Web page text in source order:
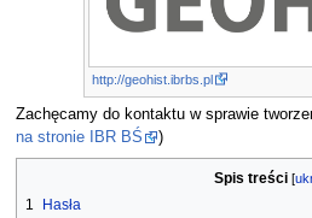
http://geohist.ibrbs.pl
Zachęcamy do kontaktu w sprawie
na stronie IBR BŚ
)
Spis treści
1
Hasła